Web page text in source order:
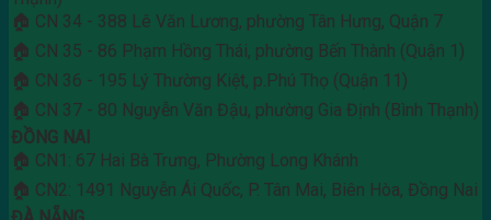
🏠 CN 34 - 388 Lê Văn Lương, phường Tân Hưng, Quận 7
🏠 CN 35 - 86 Phạm Hồng Thái, phường Bến Thành (Quận 1)
🏠 CN 36 - 195 Lý Thường Kiệt, p.Phú Thọ (Quận 11)
🏠 CN 37 - 80 Nguyễn Văn Đậu, phường Gia Định (Bình Thạnh)
ĐỒNG NAI
🏠 CN1: 67 Hai Bà Trưng, Phường Long Khánh
🏠 CN2: 1491 Nguyễn Ái Quốc, P. Tân Mai, Biên Hòa, Đồng Nai